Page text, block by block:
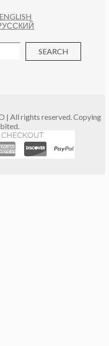
ENGLISH
SEARCH
All rights reserved. Copying